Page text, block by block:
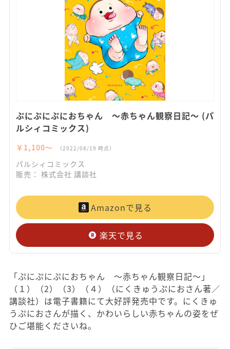
ぷにぷにぷにおちゃん ～赤ちゃん観察日記～ (パ
ルシィコミックス)
￥1,100〜 （2022/08/19 時点）
パルシィコミックス
販売： 株式会社 講談社
Amazonで見る
楽天で見る
「ぷにぷにぷにおちゃん ～赤ちゃん観察日記～」
（１）（2）（3）（４）（にくきゅうぷにおさん著／
講談社）は電子書籍にて大好評発売中です。にくきゅ
うぷにおさんが描く、かわいらしい赤ちゃんの姿をぜ
ひご堪能くださいね。